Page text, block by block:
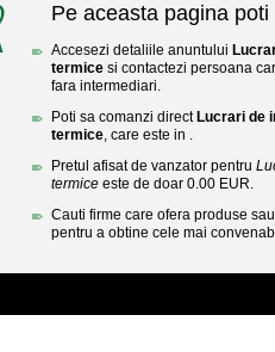
Pe aceasta pagina poti
Accesezi detaliile anuntului
termice si contactezi persoana
fara intermediari.
Poti sa comanzi direct Lucrari de
termice, care este in .
Pretul afisat de vanzator pentru
termice este de doar 0.00 EUR.
Cauti firme care ofera produse
pentru a obtine cele mai